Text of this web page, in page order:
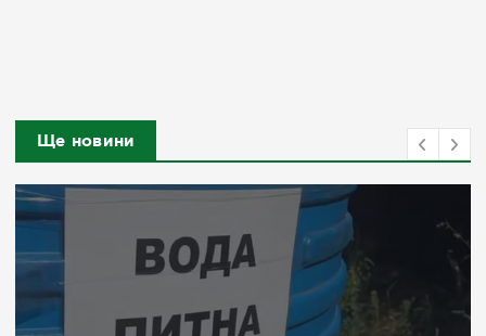
Ще новини